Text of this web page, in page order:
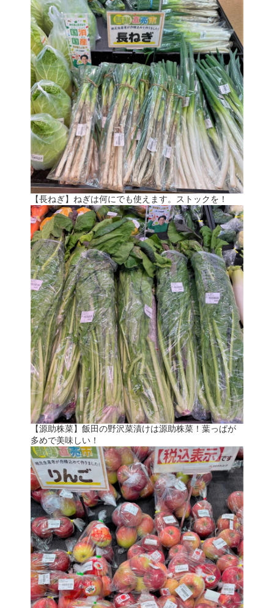
【長ねぎ】ねぎは何にでも使えます。ストックを！
【源助株菜】飯田の野沢菜漬けは源助株菜！葉っぱが
多めで美味しい！